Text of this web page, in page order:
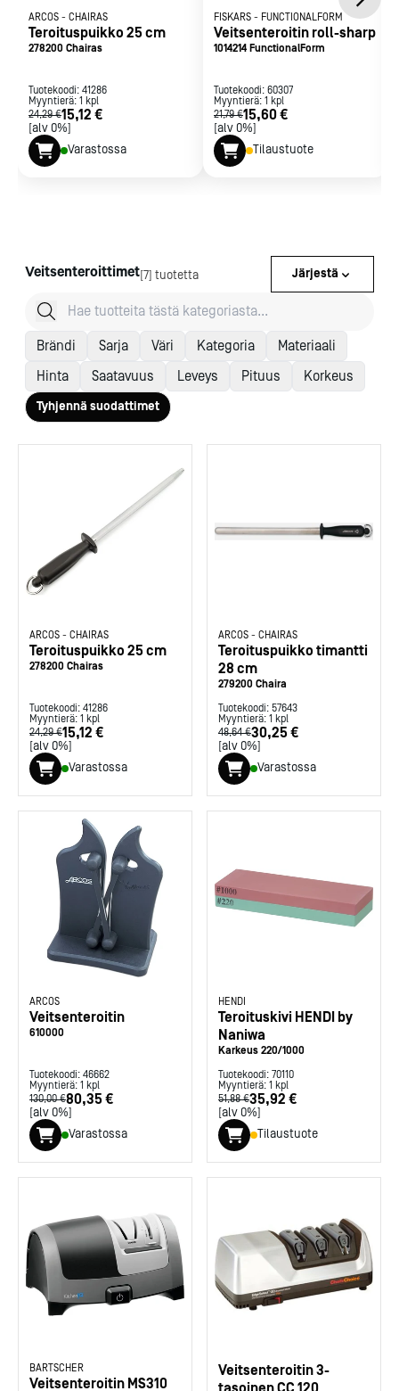
ARCOS - CHAIRAS
Teroituspuikko 25 cm
278200 Chairas
Tuotekoodi: 41286
Myyntierä: 1 kpl
24,29 €15,12 €
[alv 0%]
Varastossa
FISKARS - FUNCTIONALFORM
Veitsenteroitin roll-sharp
1014214 FunctionalForm
Tuotekoodi: 60307
Myyntierä: 1 kpl
21,79 €15,60 €
[alv 0%]
Tilaustuote
Veitsenteroittimet[7] tuotetta Järjestä
Brändi Sarja Väri Kategoria
Materiaali
Hinta
Saatavuus Leveys Pituus Korkeus
Tyhjennä suodattimet
ARCOS - CHAIRAS
Teroituspuikko 25 cm
278200 Chairas
Tuotekoodi: 41286
Myyntierä: 1 kpl
24,29 €15,12 €
[alv 0%]
Varastossa
ARCOS - CHAIRAS
Teroituspuikko timantti
28 cm
279200 Chaira
Tuotekoodi: 57643
Myyntierä: 1 kpl
48,64 €30,25 €
[alv 0%]
Varastossa
ARCOS
Veitsenteroitin
610000
Tuotekoodi: 46662
Myyntierä: 1 kpl
130,00 €80,35 €
[alv 0%]
Varastossa
HENDI
Teroituskivi HENDI by
Naniwa
Karkeus 220/1000
Tuotekoodi: 70110
Myyntierä: 1 kpl
51,88 €35,92 €
[alv 0%]
Tilaustuote
BARTSCHER
Veitsenteroitin MS310
Veitsenteroitin 3-